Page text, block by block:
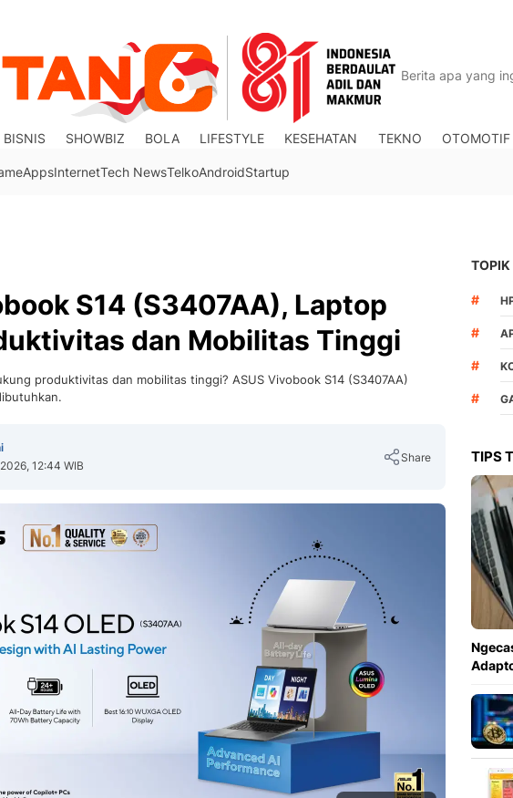
BISNIS SHOWBIZ BOLA LIFESTYLE KESEHATAN TEKNO OTOMOTIF
AppsInternetTech NewsTelkoAndroidStartup
S14 (S3407AA), Laptop
dan Mobilitas Tinggi
produktivitas dan mobilitas tinggi? ASUS Vivobook S14 (S3407AA)
12:44 WIB
Share
TOPIK
#
#
#
#
TIPS